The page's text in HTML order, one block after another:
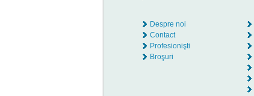
Despre noi
Contact
Profesionişti
Broşuri